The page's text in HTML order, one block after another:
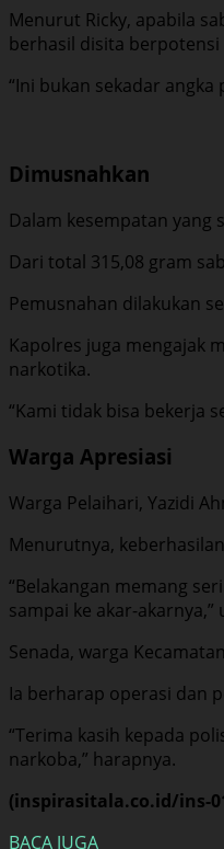
Menurut Ricky, apabila
berhasil disita berpotensi
“Ini bukan sekadar
Dimusnahkan
Dalam kesempatan yang
Dari total 315,08 gram
Pemusnahan dilakukan
Kapolres juga mengajak
narkotika.
“Kami tidak bisa bekerja
Warga Apresiasi
Warga Pelaihari, Yazidi
Menurutnya,
“Belakangan memang
sampai ke akar-akarnya,”
Senada, warga
Ia berharap operasi dan
“Terima kasih kepada
narkoba,” harapnya.
(inspirasitala.co.id/ins-
BACA JUGA